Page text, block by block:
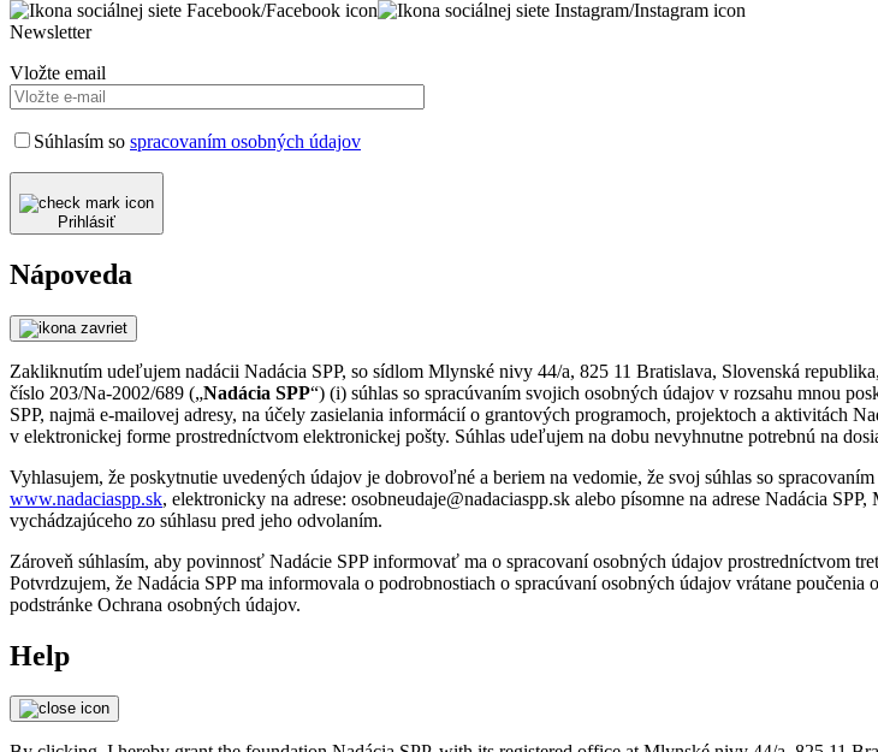
Newsletter
Vložte email
Súhlasím so spracovaním osobných údajov
Prihlásiť
Nápoveda
Zakliknutím udeľujem nadácii Nadácia SPP, so sídlom Mlynské nivy 44/a, 825 11 Bratislava, Slovenská
číslo 203/Na-2002/689 („Nadácia SPP“) (i) súhlas so spracúvaním svojich osobných údajov v rozsahu mnou
SPP, najmä e-mailovej adresy, na účely zasielania informácií o grantových programoch, projektoch a aktivitách
v elektronickej forme prostredníctvom elektronickej pošty. Súhlas udeľujem na dobu nevyhnutne potrebnú na
Vyhlasujem, že poskytnutie uvedených údajov je dobrovoľné a beriem na vedomie, že svoj súhlas so
www.nadaciaspp.sk, elektronicky na adrese: osobneudaje@nadaciaspp.sk alebo písomne na adrese Nadácia
vychádzajúceho zo súhlasu pred jeho odvolaním.
Zároveň súhlasím, aby povinnosť Nadácie SPP informovať ma o spracovaní osobných údajov prostredníctvom
Potvrdzujem, že Nadácia SPP ma informovala o podrobnostiach o spracúvaní osobných údajov vrátane
podstránke Ochrana osobných údajov.
Help